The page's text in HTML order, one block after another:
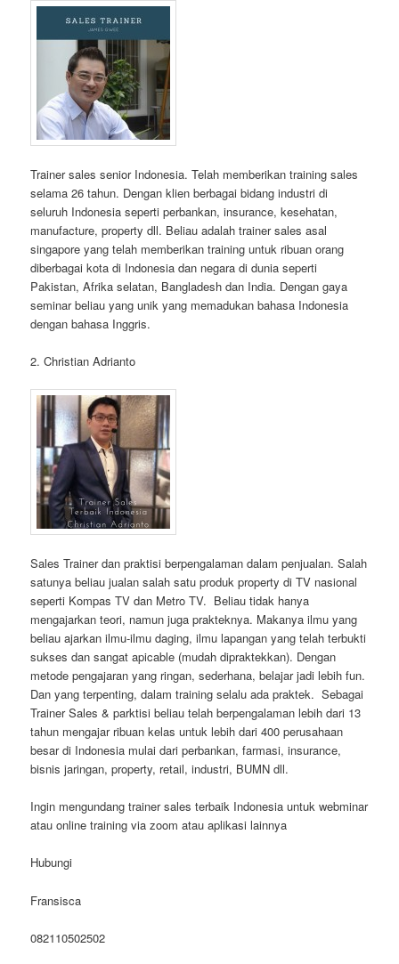
Trainer sales senior Indonesia. Telah memberikan training sales
selama 26 tahun. Dengan klien berbagai bidang industri di
seluruh Indonesia seperti perbankan, insurance, kesehatan,
manufacture, property dll. Beliau adalah trainer sales asal
singapore yang telah memberikan training untuk ribuan orang
diberbagai kota di Indonesia dan negara di dunia seperti
Pakistan, Afrika selatan, Bangladesh dan India. Dengan gaya
seminar beliau yang unik yang memadukan bahasa Indonesia
dengan bahasa Inggris.
2. Christian Adrianto
Sales Trainer dan praktisi berpengalaman dalam penjualan. Salah
satunya beliau jualan salah satu produk property di TV nasional
seperti Kompas TV dan Metro TV. Beliau tidak hanya
mengajarkan teori, namun juga prakteknya. Makanya ilmu yang
beliau ajarkan ilmu-ilmu daging, ilmu lapangan yang telah terbukti
sukses dan sangat apicable (mudah dipraktekkan). Dengan
metode pengajaran yang ringan, sederhana, belajar jadi lebih fun.
Dan yang terpenting, dalam training selalu ada praktek. Sebagai
Trainer Sales & parktisi beliau telah berpengalaman lebih dari 13
tahun mengajar ribuan kelas untuk lebih dari 400 perusahaan
besar di Indonesia mulai dari perbankan, farmasi, insurance,
bisnis jaringan, property, retail, industri, BUMN dll.
Ingin mengundang trainer sales terbaik Indonesia untuk webminar
atau online training via zoom atau aplikasi lainnya
Hubungi
Fransisca
082110502502